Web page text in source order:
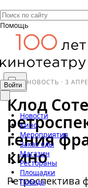
Помощь
Войти
Новости
Кино
Мероприятия
Заказ еды
Магазин
Рестораны
Площадки
Победа
НОВОСТЬ ·3
Клод
гения
кино
Ретроспектива